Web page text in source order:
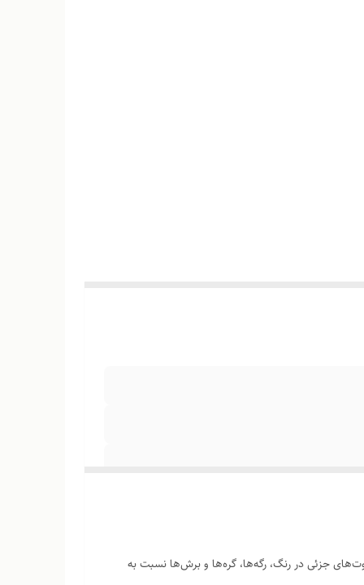
جزئی در رنگ، رگه‌ها، گره‌ها و برش‌ها نسبت به